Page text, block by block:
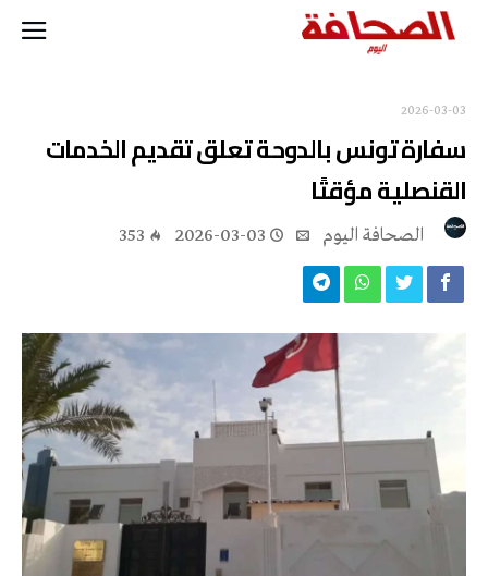
2026-03-03
سفارة تونس بالدوحة تعلق تقديم الخدمات
القنصلية مؤقتًا
2026-03-03
353